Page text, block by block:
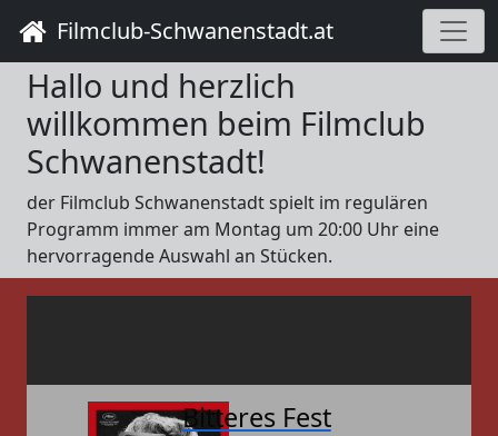
Filmclub-Schwanenstadt.at
Hallo und herzlich
willkommen beim Filmclub
Schwanenstadt!
der Filmclub Schwanenstadt spielt im regulären
Programm immer am Montag um 20:00 Uhr eine
hervorragende Auswahl an Stücken.
Bitteres Fest